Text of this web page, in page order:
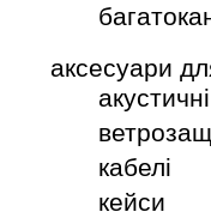
аксесуари
кабелі
кейси